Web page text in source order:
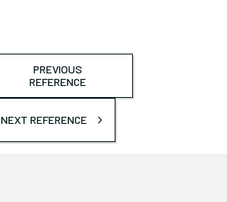
PREVIOUS
REFERENCE
NEXT REFERENCE